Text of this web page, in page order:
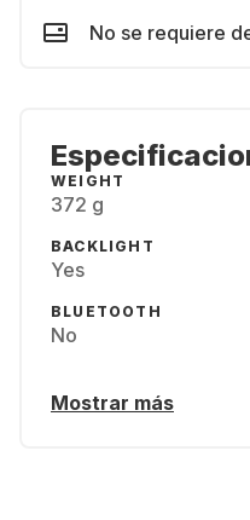
No se requiere
WEIGHT
372 g
BACKLIGHT
Yes
BLUETOOTH
No
Mostrar más